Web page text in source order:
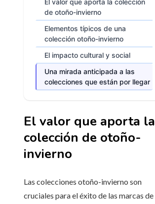
El valor que aporta la colección
de otoño-invierno
Elementos típicos de una
colección otoño-invierno
El impacto cultural y social
Una mirada anticipada a las
colecciones que están por llegar
El valor que aporta la
colección de otoño-
invierno
Las colecciones otoño-invierno son
cruciales para el éxito de las marcas de